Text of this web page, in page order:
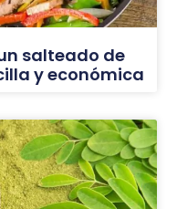
salteado de
y económica